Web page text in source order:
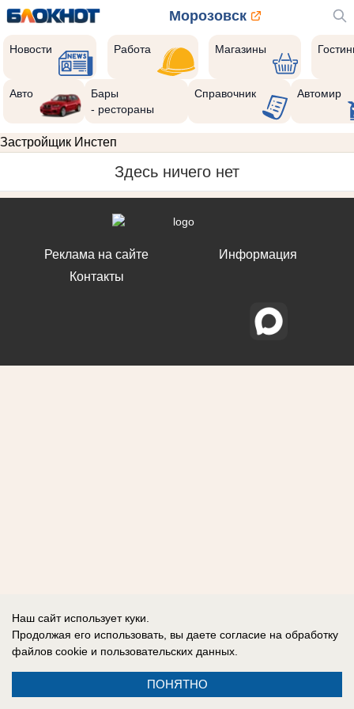
Морозовск
Новости Работа Магазины
Авто
Бары
- рестораны
Справочник Автомир
Застройщик Инстеп
Здесь ничего нет
Реклама на сайте
Контакты
Информация
Наш сайт использует куки.
Продолжая его использовать, вы даете согласие на обработку
файлов cookie и пользовательских данных.
ПОНЯТНО